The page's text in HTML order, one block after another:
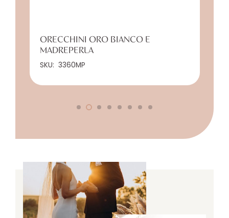
ORECCHINI ORO BIANCO E
MADREPERLA
SKU: 3360MP